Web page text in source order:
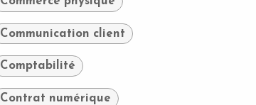
Communication client
Comptabilité
Contrat numérique